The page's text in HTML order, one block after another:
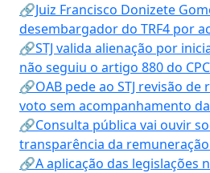
🔗Juiz Francisco Donizete
desembargador do TRF4 por
🔗STJ valida alienação por
não seguiu o artigo 880 do CPC
🔗OAB pede ao STJ revisão
voto sem acompanhamento
🔗Consulta pública vai ouvir
transparência da
🔗A aplicação das legislações